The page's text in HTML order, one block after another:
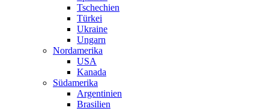
Tschechien
Türkei
Ukraine
Ungarn
Nordamerika
USA
Kanada
Südamerika
Argentinien
Brasilien